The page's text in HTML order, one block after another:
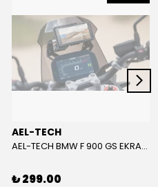
AEL-TECH
AEL-TECH BMW F 900 GS EKRAN/GÖSTERGE KORUYUCU 2024-2025
₺ 299.00